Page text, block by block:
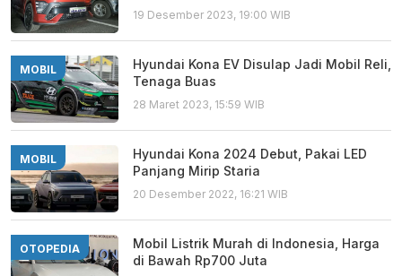
19 Desember 2023, 19:00 WIB
MOBIL
Hyundai Kona EV Disulap Jadi Mobil Reli,
Tenaga Buas
28 Maret 2023, 15:59 WIB
MOBIL
Hyundai Kona 2024 Debut, Pakai LED
Panjang Mirip Staria
20 Desember 2022, 16:21 WIB
OTOPEDIA
Mobil Listrik Murah di Indonesia, Harga
di Bawah Rp700 Juta